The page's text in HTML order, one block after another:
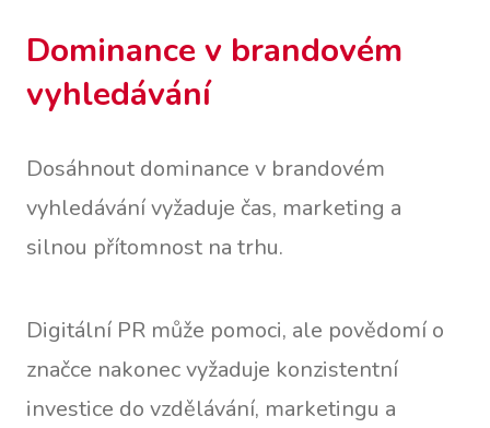
Dominance v brandovém
vyhledávání
Dosáhnout dominance v brandovém
vyhledávání vyžaduje čas, marketing a
silnou přítomnost na trhu.
Digitální PR může pomoci, ale povědomí o
značce nakonec vyžaduje konzistentní
investice do vzdělávání, marketingu a